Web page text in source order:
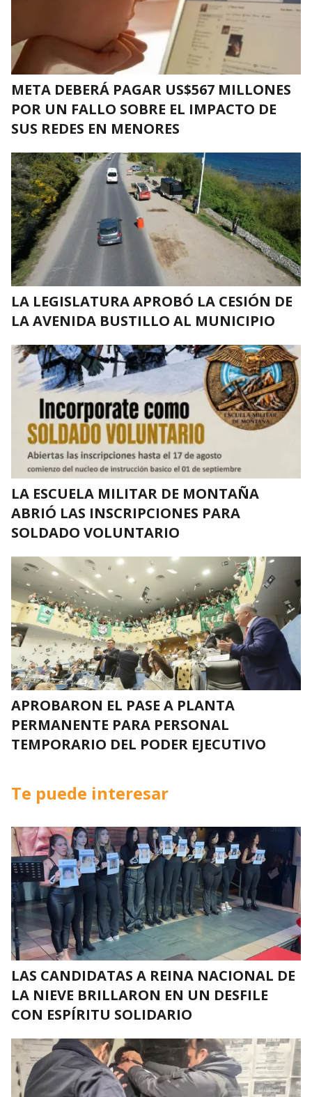
META DEBERÁ PAGAR US$567 MILLONES
POR UN FALLO SOBRE EL IMPACTO DE
SUS REDES EN MENORES
LA LEGISLATURA APROBÓ LA CESIÓN DE
LA AVENIDA BUSTILLO AL MUNICIPIO
LA ESCUELA MILITAR DE MONTAÑA
ABRIÓ LAS INSCRIPCIONES PARA
SOLDADO VOLUNTARIO
APROBARON EL PASE A PLANTA
PERMANENTE PARA PERSONAL
TEMPORARIO DEL PODER EJECUTIVO
Te puede interesar
LAS CANDIDATAS A REINA NACIONAL DE
LA NIEVE BRILLARON EN UN DESFILE
CON ESPÍRITU SOLIDARIO